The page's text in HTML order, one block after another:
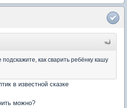
как сварить ребёнку кашу
в известной сказке
можно?